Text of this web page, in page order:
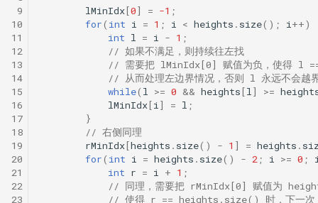
9
10
11
12
13
14
15
16
17
18
19
20
21
22
23
lMinIdx [0] = -1 ;
for( int i = 1 ; i < heights . size(); i++)
int l = i - 1 ;
// 如果不满足，则持续往左找
// 需要把 lMinIdx[0] 赋值为负，使得 l
// 从而处理左边界情况，否则 l 永远不会越
while( l >= 0 && heights [l] >=
lMinIdx [i] = l ;
}
// 右侧同理
rMinIdx [heights . size() - 1 ] = heights .
for( int i = heights . size() - 2; i >= 0 ;
int r = i + 1 ;
// 同理，需要把 rMinIdx[0] 赋值为
// 使得 r == heights.size() 时，下一